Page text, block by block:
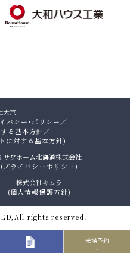
来場予約
・
大京
バシー・ポリシー ／
る基本方針 ／
に対する基本方針)
サワホーム北海道株式会社
(プライバシーポリシー)
株式会社キムラ
(個人情報保護方針)
rights reserved.